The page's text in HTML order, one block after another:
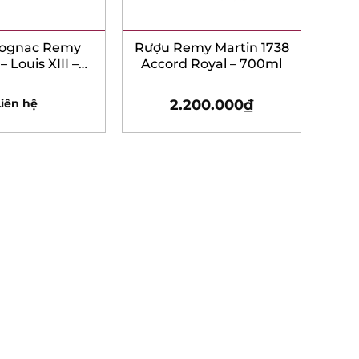
Remy
XIII –
hệ
Rượu Remy Martin 1738
Accord Royal – 700ml
2.200.000₫